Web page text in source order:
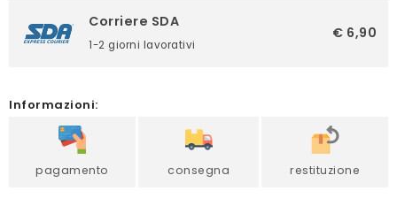
Corriere SDA
1-2 giorni lavorativi
€ 6,90
Informazioni:
pagamento consegna restituzione